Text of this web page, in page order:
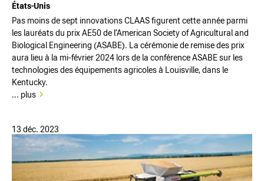
États-Unis
Pas moins de sept innovations CLAAS figurent cette année parmi
les lauréats du prix AE50 de l’American Society of Agricultural and
Biological Engineering (ASABE). La cérémonie de remise des prix
aura lieu à la mi-février 2024 lors de la conférence ASABE sur les
technologies des équipements agricoles à Louisville, dans le
Kentucky.
... plus
13 déc. 2023